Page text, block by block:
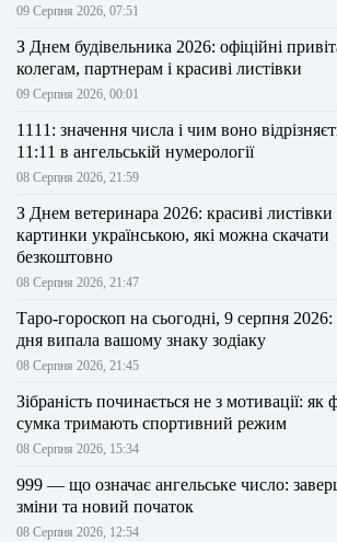
09 Серпня 2026, 07:51
З Днем будівельника 2026: офіційні
колегам, партнерам і красиві листівки
09 Серпня 2026, 00:01
1111: значення числа і чим воно
11:11 в ангельській нумерології
08 Серпня 2026, 21:59
З Днем ветеринара 2026: красиві листівки
картинки українською, які можна скачати
безкоштовно
08 Серпня 2026, 21:47
Таро-гороскоп на сьогодні, 9 серпня 2026:
дня випала вашому знаку зодіаку
08 Серпня 2026, 21:45
Зібраність починається не з мотивації: як
сумка тримають спортивний режим
08 Серпня 2026, 15:34
999 — що означає ангельське число:
зміни та новий початок
08 Серпня 2026, 12:54